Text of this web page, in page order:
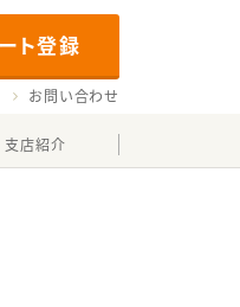
ト登録
お問い合わせ
支店紹介